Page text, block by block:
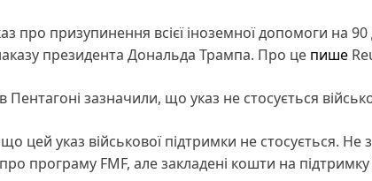
про призупинення всієї іноземної допомоги на 90
президента Дональда Трампа. Про це пише
зазначили, що указ не стосується
цей указ військової підтримки не стосується.
програму FMF, але закладені кошти на